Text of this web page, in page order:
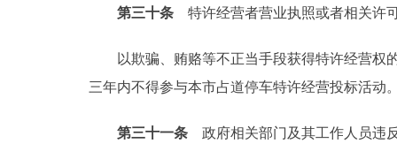
第三十条 特许经营者营业执照或者相关许
以欺骗、贿赂等不正当手段获得特许经营权的
三年内不得参与本市占道停车特许经营投标活动
第三十一条 政府相关部门及其工作人员违